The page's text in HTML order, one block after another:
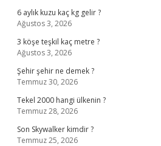
6 aylık kuzu kaç kg gelir ?
Ağustos 3, 2026
3 köşe teşkil kaç metre ?
Ağustos 3, 2026
Şehir şehir ne demek ?
Temmuz 30, 2026
Tekel 2000 hangi ülkenin ?
Temmuz 28, 2026
Son Skywalker kimdir ?
Temmuz 25, 2026